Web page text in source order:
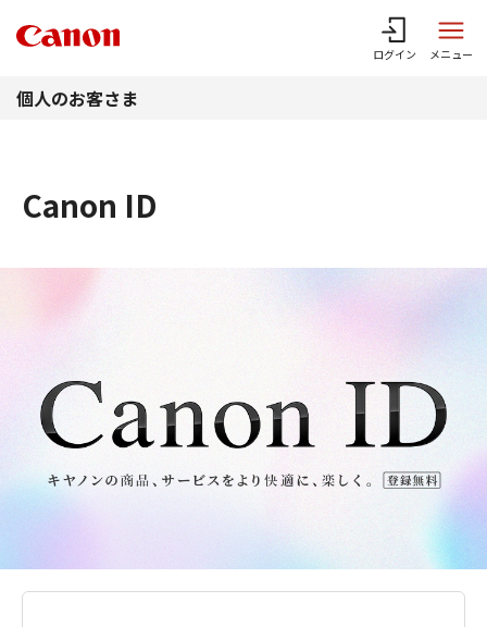
ログイン メニュー
個人のお客さま
Canon ID